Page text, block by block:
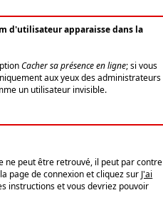
d'utilisateur apparaisse dans la
Cacher sa présence en ligne; si vous
aux yeux des administrateurs
un utilisateur invisible.
ne peut être retrouvé, il peut par contre
page de connexion et cliquez sur J'ai
instructions et vous devriez pouvoir